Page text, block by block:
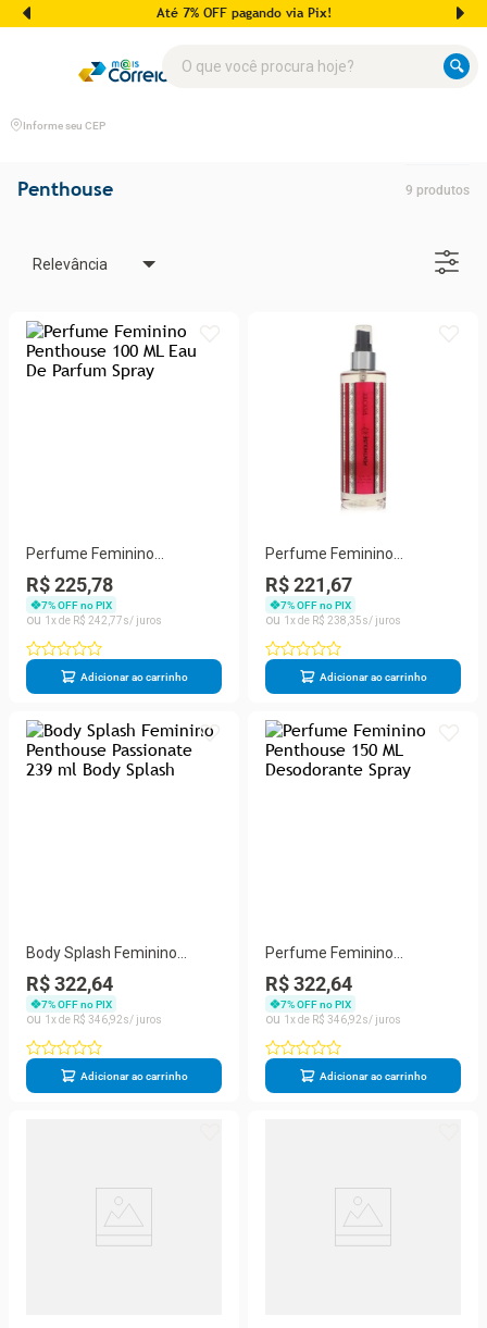
Até 7% OFF pagando via Pix!
Informe seu CEP
Penthouse 9 produtos
Relevância
Perfume Feminino
Penthouse 100 ML Eau De
Parfum Spray
R$ 225,78
7% OFF no PIX
1
R$ 242 77
Adicionar ao carrinho
Perfume Feminino
Penthouse 150 ML
Desodorante Spray
R$ 221,67
7% OFF no PIX
1
R$ 238 35
Adicionar ao carrinho
Body Splash Feminino
Penthouse Passionate 239
ml Body Splash
R$ 322,64
7% OFF no PIX
1
R$ 34692
Adicionar ao carrinho
Perfume Feminino
Penthouse 150 ML
Desodorante Spray
R$ 322,64
7% OFF no PIX
1
R$ 34692
Adicionar ao carrinho